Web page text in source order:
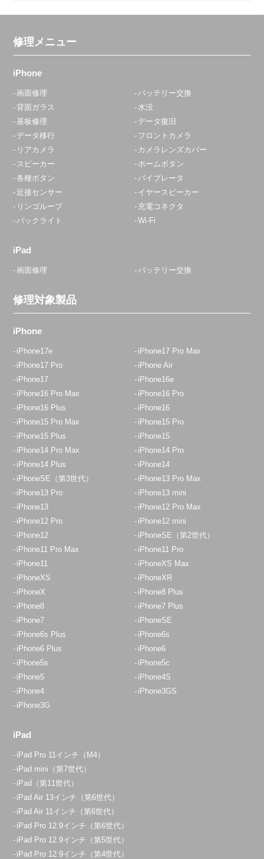
修理メニュー
iPhone
画面修理
バッテリー交換
背面ガラス
水没
基板修理
データ復旧
データ移行
フロントカメラ
リアカメラ
カメラレンズカバー
スピーカー
ホームボタン
各種ボタン
バイブレータ
近接センサー
イヤースピーカー
リンゴループ
充電コネクタ
バックライト
Wi-Fi
iPad
画面修理 バッテリー交換
修理対象製品
iPhone
iPhone17e
iPhone17 Pro Max
iPhone17 Pro
iPhone Air
iPhone17
iPhone16e
iPhone16 Pro Max
iPhone16 Pro
iPhone16 Plus
iPhone16
iPhone15 Pro Max
iPhone15 Pro
iPhone15 Plus
iPhone15
iPhone14 Pro Max
iPhone14 Pro
iPhone14 Plus
iPhone14
iPhoneSE（第3世代）
iPhone13 Pro Max
iPhone13 Pro
iPhone13 mini
iPhone13
iPhone12 Pro Max
iPhone12 Pro
iPhone12 mini
iPhone12
iPhoneSE（第2世代）
iPhone11 Pro Max
iPhone11 Pro
iPhone11
iPhoneXS Max
iPhoneXS
iPhoneXR
iPhoneX
iPhone8 Plus
iPhone8
iPhone7 Plus
iPhone7
iPhoneSE
iPhone6s Plus
iPhone6s
iPhone6 Plus
iPhone6
iPhone5s
iPhone5c
iPhone5
iPhone4S
iPhone4
iPhone3GS
iPhone3G
iPad
iPad Pro 11インチ（M4）
iPad mini（第7世代）
iPad（第11世代）
iPad Air 13インチ（第6世代）
iPad Air 11インチ（第6世代）
iPad Pro 12.9インチ（第6世代）
iPad Pro 12.9インチ（第5世代）
iPad Pro 12.9インチ（第4世代）